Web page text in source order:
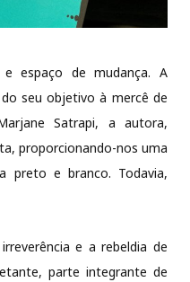
espaço de mudança. A
seu objetivo à mercê de
Satrapi, a autora,
proporcionando-nos uma
preto e branco. Todavia,
e a rebeldia de
parte integrante de